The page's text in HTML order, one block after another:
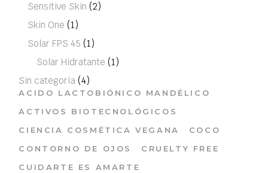
Sensitive Skin (2)
Skin One (1)
Solar FPS 45 (1)
Solar Hidratante (1)
Sin categoría (4)
ACIDO LACTOBIÓNICO MANDÉLICO
ACTIVOS BIOTECNOLÓGICOS
CIENCIA COSMÉTICA VEGANA
COCO
CONTORNO DE OJOS
CRUELTY FREE
CUIDARTE ES AMARTE